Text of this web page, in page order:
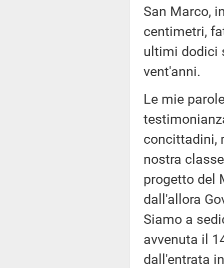
San Marco,
centimetri,
ultimi dodici
vent'anni.
Le mie
concittadini,
nostra
progetto del
dall'allora
Siamo a
avvenuta il
dall'entrata